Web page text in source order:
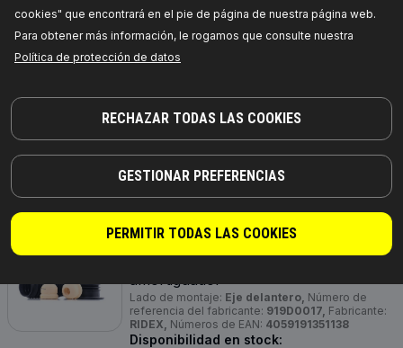
cookies" que encontrará en el pie de página de nuestra página web.
Para obtener más información, le rogamos que consulte nuestra
Política de protección de datos
RECHAZAR TODAS LAS COOKIES
GESTIONAR PREFERENCIAS
PERMITIR TODAS LAS COOKIES
919D0042
RIDEX Juego de guardapolvos,
Lado de montaje:Eje delantero,Número de
referencia del fabricante:919D0042,
RIDEX,Números de EAN: 4059191787869
Disponibilidad en stock:
PRECIO PARA DISTRIBUIDORES
919D0017
RIDEX Juego de guardapolvos,
amortiguador
Lado de montaje: Eje delantero, Número de
referencia del fabricante: 919D0017, Fabricante:
RIDEX, Números de EAN: 4059191351138
Disponibilidad en stock: